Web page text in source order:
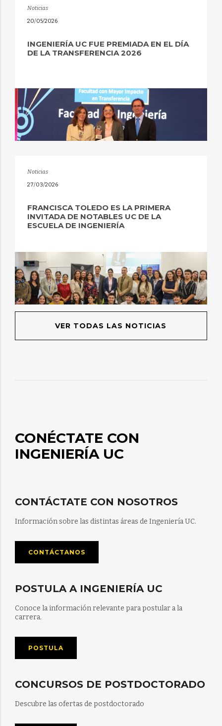
Noticias
20/05/2026
INGENIERÍA UC FUE PREMIADA EN EL DÍA
DE LA TRANSFERENCIA 2026
Noticias
27/03/2026
FRANCISCA TOLEDO ES LA PRIMERA
INVITADA DE NOTABLES UC DE LA
ESCUELA DE INGENIERÍA
VER TODAS LAS NOTICIAS
CONÉCTATE CON
INGENIERÍA UC
CONTÁCTATE CON NOSOTROS
Información sobre las distintas áreas de Ingeniería UC.
CONTÁCTANOS
POSTULA A INGENIERÍA UC
Conoce la información relevante para postular a la
carrera.
POSTULA
CONCURSOS DE POSTDOCTORADO
Descubre las ofertas de postdoctorado